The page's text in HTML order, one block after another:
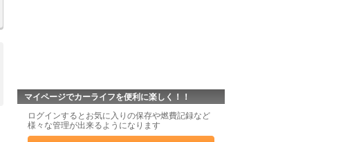
マイページでカーライフを便利に楽しく！！
ログインするとお気に入りの保存や燃費記録など
様々な管理が出来るようになります